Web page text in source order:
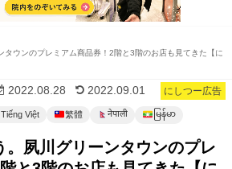
タウンのプレミアム商品券！2階と3階のお店も見てきた【に
にしつー広告
2022.08.28 2022.09.01
Tiếng Việt 繁體 नेपाली မြန်မာ
。夙川グリーンタウンのプレ